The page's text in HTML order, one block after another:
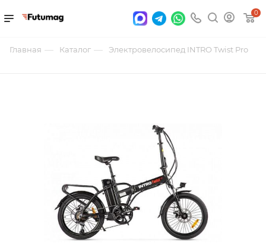
0
Главная — Каталог — Электровелосипед INTRO Twist Pro